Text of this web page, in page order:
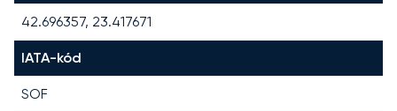
42.696357, 23.417671
IATA-kód
SOF